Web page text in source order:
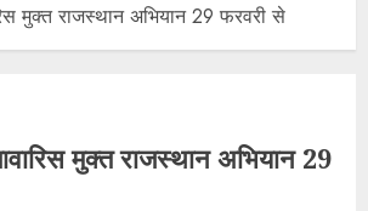
मुक्त राजस्थान अभियान 29 फरवरी से
मुक्त राजस्थान अभियान 29